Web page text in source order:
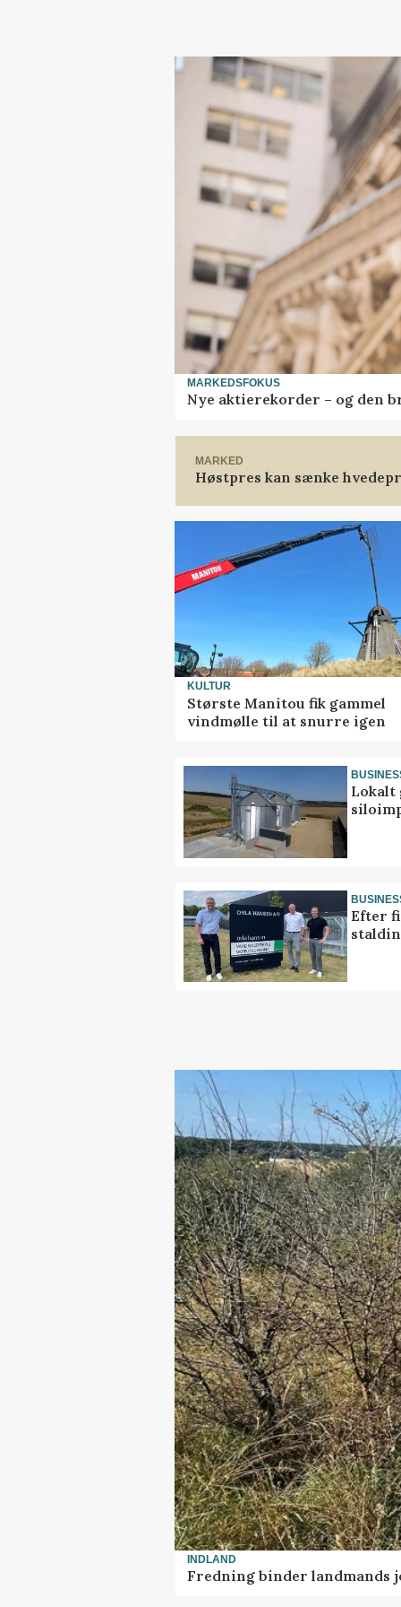
MARKEDSFOKUS
Nye aktierekorder – og den
MARKED
Høstpres kan sænke
KULTUR
Største Manitou fik gammel
vindmølle til at snurre igen
Lokalt
Efter
INDLAND
Fredning binder landmands